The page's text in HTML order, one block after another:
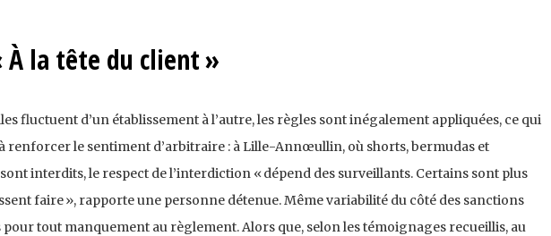
À la tête du client »
fluctuent d’un établissement à l’autre, les règles sont inégalement appliquées, ce qui
renforcer le sentiment d’arbitraire : à Lille-Annœullin, où shorts, bermudas et
interdits, le respect de l’interdiction « dépend des surveillants. Certains sont plus
faire », rapporte une personne détenue. Même variabilité du côté des sanctions
tout manquement au règlement. Alors que, selon les témoignages recueillis, au